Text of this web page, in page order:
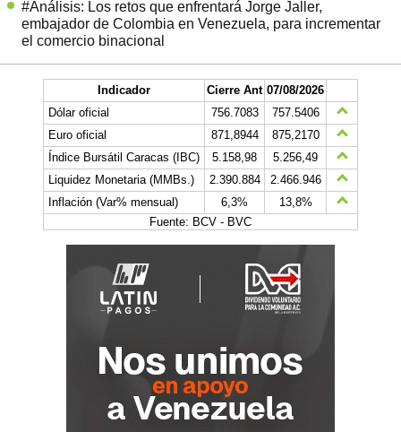
#Análisis: Los retos que enfrentará Jorge Jaller,
embajador de Colombia en Venezuela, para incrementar
el comercio binacional
Indicador Cierre Ant 07/08/2026
Dólar oficial
756.7083
757.5406
Euro oficial
871,8944
875,2170
Índice Bursátil Caracas (IBC)
5.158,98
5.256,49
Liquidez Monetaria (MMBs.)
2.390.884
2.466.946
Inflación (Var% mensual)
6,3%
13,8%
Fuente: BCV - BVC